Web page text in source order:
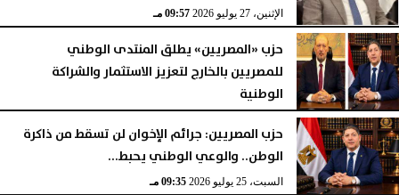
الإثنين، 27 يوليو 2026 09:57 مـ
حزب «المصريين» يطلق المنتدى الوطني
للمصريين بالخارج لتعزيز الاستثمار والشراكة
الوطنية
الأحد، 26 يوليو 2026 08:42 مـ
حزب المصريين: جرائم الإخوان لن تسقط من ذاكرة
الوطن.. والوعي الوطني يحبط...
السبت، 25 يوليو 2026 09:35 مـ